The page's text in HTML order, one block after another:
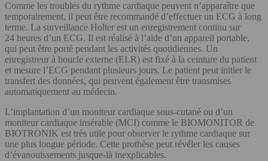
Comme les troubles du rythme cardiaque peuvent n’apparaître que
temporairement, il peut être recommandé d’effectuer un ECG à long
terme. La surveillance Holter est un enregistrement continu sur
24 heures d’un ECG. Il est réalisé à l’aide d’un appareil portable,
qui peut être porté pendant les activités quotidiennes. Un
enregistreur à boucle externe (ELR) est fixé à la ceinture du patient
et mesure l’ECG pendant plusieurs jours. Le patient peut initier le
transfert des données, qui peuvent également être transmises
automatiquement au médecin.
L’implantation d’un moniteur cardiaque sous-cutané ou d’un
moniteur cardiaque insérable (MCI) comme le BIOMONITOR de
BIOTRONIK est très utile pour observer le rythme cardiaque sur
une plus longue période. Cette prothèse peut révéler les causes
d’évanouissements jusque-là inexplicables.